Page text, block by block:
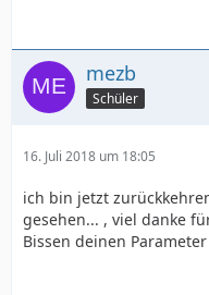
mezb
Schüler
16. Juli 2018 um 18:05
ich bin jetzt
gesehen... , viel danke
Bissen deinen